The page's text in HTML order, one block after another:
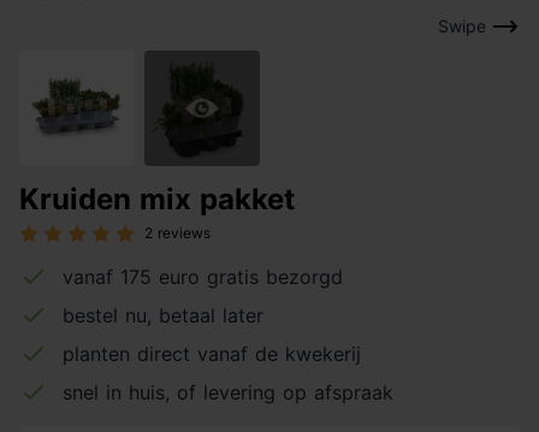
Swipe
Kruiden mix pakket
2 reviews
vanaf 175 euro gratis bezorgd
bestel nu, betaal later
planten direct vanaf de kwekerij
snel in huis, of levering op afspraak